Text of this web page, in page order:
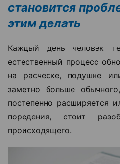
становится
этим делать
Каждый день человек
естественный процесс
на расческе, подушке
заметно больше
постепенно расширяется
поредения, стоит
происходящего.